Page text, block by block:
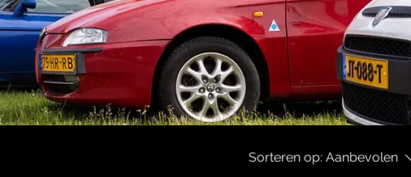
Sorteren op: Aanbevolen